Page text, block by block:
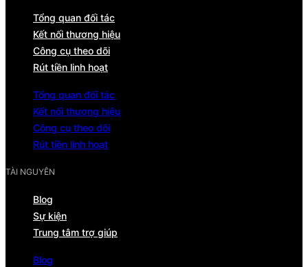
Tổng quan đối tác
Kết nối thương hiệu
Công cụ theo dõi
Rút tiền linh hoạt
Tổng quan đối tác
Kết nối thương hiệu
Công cụ theo dõi
Rút tiền linh hoạt
TÀI NGUYÊN
Blog
Sự kiện
Trung tâm trợ giúp
Blog